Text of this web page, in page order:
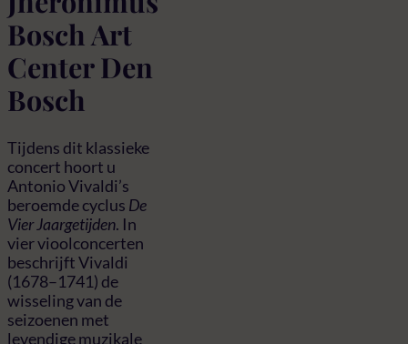
Bosch Art
Center Den
Bosch
Tijdens dit klassieke
concert hoort u
Antonio Vivaldi’s
beroemde cyclus De
Vier Jaargetijden. In
vier vioolconcerten
beschrijft Vivaldi
(1678–1741) de
wisseling van de
seizoenen met
levendige muzikale